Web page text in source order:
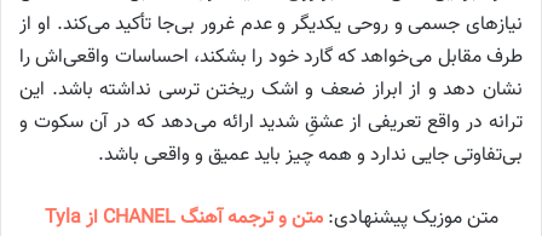
نیازهای جسمی و روحی یکدیگر و عدم غرور بی‌جا تأکید می‌کند. او از
طرف مقابل می‌خواهد که گارد خود را بشکند، احساسات واقعی‌اش را
نشان دهد و از ابراز ضعف و اشک ریختن ترسی نداشته باشد. این
ترانه در واقع تعریفی از عشقِ شدید ارائه می‌دهد که در آن سکوت و
بی‌تفاوتی جایی ندارد و همه چیز باید عمیق و واقعی باشد.
متن موزیک پیشنهادی:متن و ترجمه آهنگ CHANEL از Tyla